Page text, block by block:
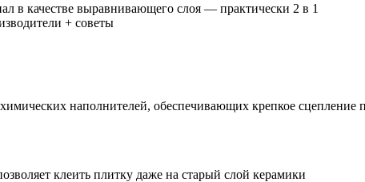
в качестве выравнивающего слоя — практически 2 в 1
наполнителей, обеспечивающих крепкое
клеить плитку даже на старый слой керамики